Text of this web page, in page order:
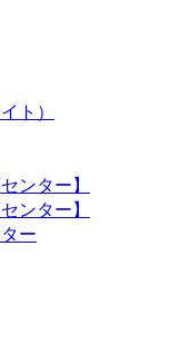
ト）
ンター】
ンター】
ー